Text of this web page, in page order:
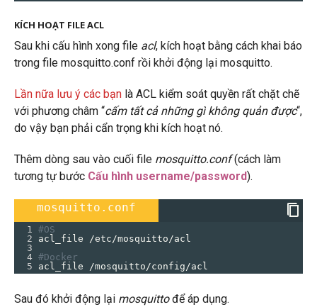
KÍCH HOẠT FILE ACL
Sau khi cấu hình xong file acl, kích hoạt bằng cách khai báo
trong file mosquitto.conf rồi khởi động lại mosquitto.
Lần nữa lưu ý các bạnlà ACL kiểm soát quyền rất chặt chẽ
với phương châm “cấm tất cả những gì không quản được“,
do vậy bạn phải cẩn trọng khi kích hoạt nó.
Thêm dòng sau vào cuối file mosquitto.conf(cách làm
tương tự bước Cấu hình username/password).
mosquitto.conf
1
#OS
2
acl_file /etc/mosquitto/acl
3
4 #Docker
5
acl_file /mosquitto/config/acl
Sau đó khởi động lại mosquittođể áp dụng.